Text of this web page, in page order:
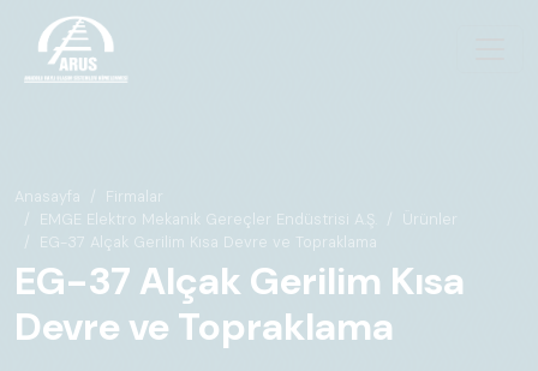
Anasayfa
Firmalar
EMGE Elektro Mekanik Gereçler Endüstrisi A.Ş.
Ürünler
EG-37 Alçak Gerilim Kısa Devre ve Topraklama
EG-37 Alçak Gerilim Kısa
Devre ve Topraklama